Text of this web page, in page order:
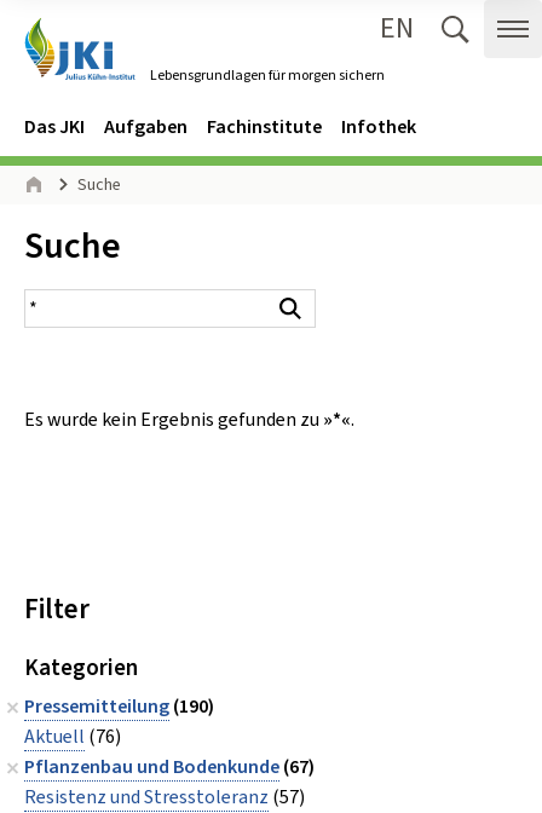
Lebensgrundlagen für morgen sichern
EN
Navigation
Hauptmenü
Das JKI Aufgaben Fachinstitute Infothek
Seitenpfad
Suche
Inhalt:
Suche
Suchergebnis
Es wurde kein Ergebnis gefunden zu »*«.
Filter
Kategorien
Pressemitteilung(190)
Aktuell (76)
Pflanzenbau und Bodenkunde(67)
Resistenz und Stresstoleranz (57)